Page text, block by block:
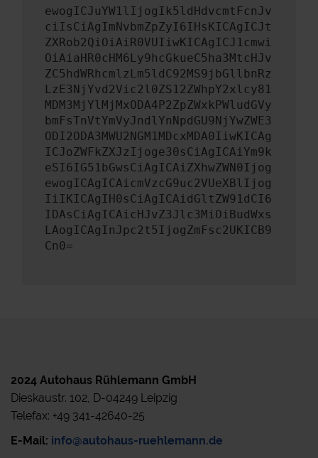
ewogICJuYW1lIjogIk5ldHdvcmtFcnJv
ciIsCiAgImNvbmZpZyI6IHsKICAgICJt
ZXRob2QiOiAiR0VUIiwKICAgICJ1cmwi
OiAiaHR0cHM6Ly9hcGkueC5ha3MtcHJv
ZC5hdWRhcmlzLm5ldC92MS9jbGllbnRz
LzE3NjYvd2Vic2l0ZS12ZWhpY2xlcy81
MDM3MjYlMjMxODA4P2ZpZWxkPWludGVy
bmFsTnVtYmVyJndlYnNpdGU9NjYwZWE3
ODI2ODA3MWU2NGM1MDcxMDA0IiwKICAg
ICJoZWFkZXJzIjoge30sCiAgICAiYm9k
eSI6IG51bGwsCiAgICAiZXhwZWN0Ijog
ewogICAgICAicmVzcG9uc2VUeXBlIjog
IiIKICAgIH0sCiAgICAidGltZW91dCI6
IDAsCiAgICAicHJvZ3Jlc3MiOiBudWxs
LAogICAgInJpc2t5IjogZmFsc2UKICB9
Cn0=
2024 Autohaus Rühlemann GmbH
Dieskaustr. 102, D-04249 Leipzig
Telefax: +49 341-42640-25
E-Mail: info@autohaus-ruehlemann.de